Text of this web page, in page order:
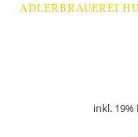
inkl. 19%